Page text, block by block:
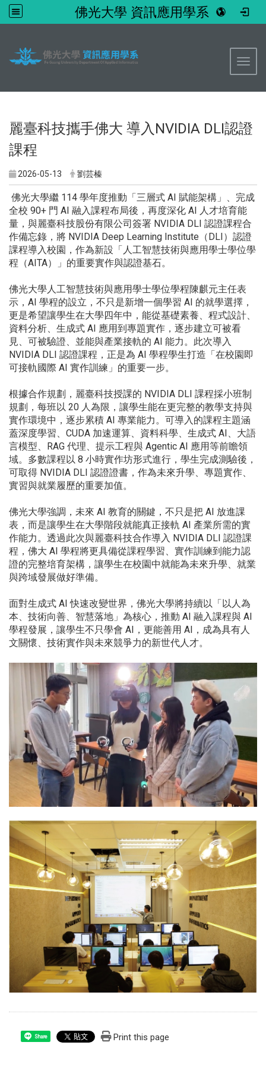
佛光大學 資訊應用學系
麗臺科技攜手佛大 導入NVIDIA DLI認證
課程
2026-05-13 劉芸榛
佛光大學繼 114 學年度推動「三層式 AI 賦能架構」、完成
全校 90+ 門 AI 融入課程布局後，再度深化 AI 人才培育能
量，與麗臺科技股份有限公司簽署 NVIDIA DLI 認證課程合
作備忘錄，將 NVIDIA Deep Learning Institute（DLI）認證
課程導入校園，作為新設「人工智慧技術與應用學士學位學
程（AITA）」的重要實作與認證基石。
佛光大學人工智慧技術與應用學士學位學程陳麒元主任表
示，AI 學程的設立，不只是新增一個學習 AI 的就學選擇，
更是希望讓學生在大學四年中，能從基礎素養、程式設計、
資料分析、生成式 AI 應用到專題實作，逐步建立可被看
見、可被驗證、並能與產業接軌的 AI 能力。此次導入
NVIDIA DLI 認證課程，正是為 AI 學程學生打造「在校園即
可接軌國際 AI 實作訓練」的重要一步。
根據合作規劃，麗臺科技授課的 NVIDIA DLI 課程採小班制
規劃，每班以 20 人為限，讓學生能在更完整的教學支持與
實作環境中，逐步累積 AI 專業能力。可導入的課程主題涵
蓋深度學習、CUDA 加速運算、資料科學、生成式 AI、大語
言模型、RAG 代理、提示工程與 Agentic AI 應用等前瞻領
域。多數課程以 8 小時實作坊形式進行，學生完成測驗後，
可取得 NVIDIA DLI 認證證書，作為未來升學、專題實作、
實習與就業履歷的重要加值。
佛光大學強調，未來 AI 教育的關鍵，不只是把 AI 放進課
表，而是讓學生在大學階段就能真正接軌 AI 產業所需的實
作能力。透過此次與麗臺科技合作導入 NVIDIA DLI 認證課
程，佛大 AI 學程將更具備從課程學習、實作訓練到能力認
證的完整培育架構，讓學生在校園中就能為未來升學、就業
與跨域發展做好準備。
面對生成式 AI 快速改變世界，佛光大學將持續以「以人為
本、技術向善、智慧落地」為核心，推動 AI 融入課程與 AI
學程發展，讓學生不只學會 AI，更能善用 AI，成為具有人
文關懷、技術實作與未來競爭力的新世代人才。
Share Print this page